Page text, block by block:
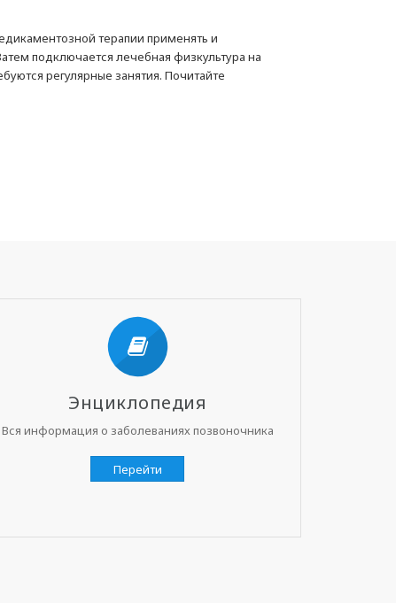
терапии применять и
подключается лечебная физкультура на
регулярные занятия. Почитайте
Энциклопедия
Вся информация о заболеваниях позвоночника
Перейти